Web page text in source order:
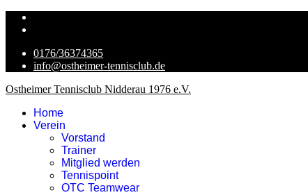
0176/36374365
info@ostheimer-tennisclub.de
Ostheimer Tennisclub Nidderau 1976 e.V.
Home
Verein
Vorstand
Trainer
Mitglied werden
Tennispoint
OTC Teamwear